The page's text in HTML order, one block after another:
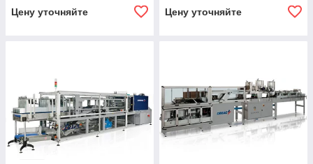
Цену уточняйте Цену уточняйте